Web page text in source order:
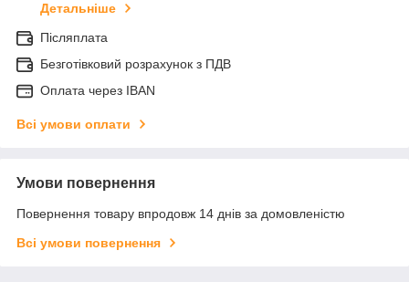
Детальніше
Післяплата
Безготівковий розрахунок з ПДВ
Оплата через IBAN
Всі умови оплати
Умови повернення
Повернення товару впродовж 14 днів за домовленістю
Всі умови повернення